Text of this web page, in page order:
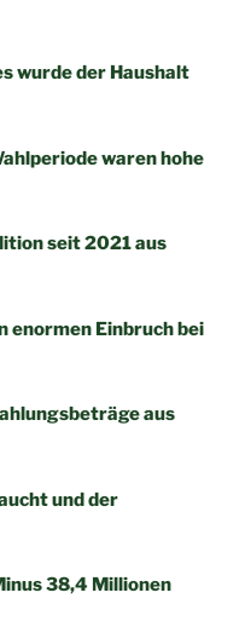
wurde der Haushalt
waren hohe
seit 2021 aus
Einbruch bei
aus
und der
38,4 Millionen